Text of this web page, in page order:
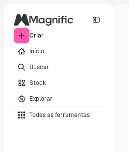
Criar
Início
Buscar
Stock
Explorar
Todas as ferramentas